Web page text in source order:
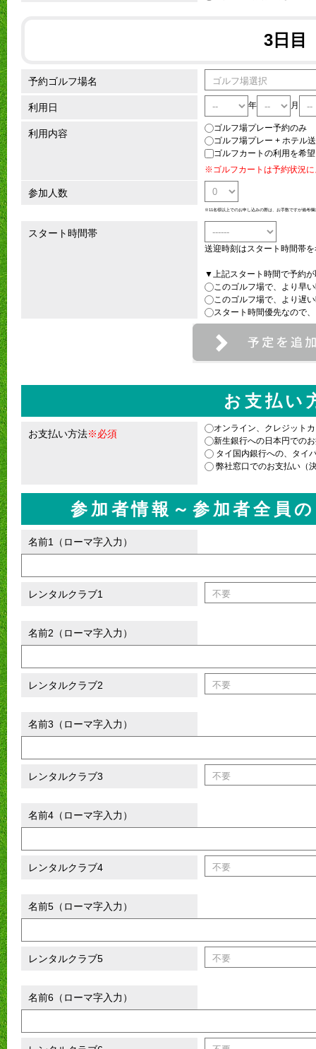
3日目
予約ゴルフ場名
利用日 年 月
利用内容
ゴルフ場プレー予約のみ
ゴルフ場プレー + ホテル
ゴルフカートの利用を希望
※ゴルフカートは予約状況
参加人数
※11名様以上でのお申し込みの際は、お手数ですが備考欄
スタート時間帯
送迎時刻はスタート時間帯
▼上記スタート時間で予約
このゴルフ場で、より早
このゴルフ場で、より遅
スタート時間優先なので
お支払い
お支払い方法※必須
オンライン、クレジット
新生銀行への日本円での
タイ国内銀行への、タイ
弊社窓口でのお支払い（
参加者情報～参加者全員
名前1（ローマ字入力）
レンタルクラブ1
名前2（ローマ字入力）
レンタルクラブ2
名前3（ローマ字入力）
レンタルクラブ3
名前4（ローマ字入力）
レンタルクラブ4
名前5（ローマ字入力）
レンタルクラブ5
名前6（ローマ字入力）